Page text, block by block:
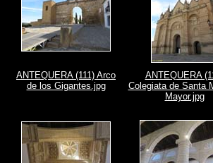
ANTEQUERA (111) Arco
de los Gigantes.jpg
ANTEQUERA
Colegiata de Santa
Mayor.jpg